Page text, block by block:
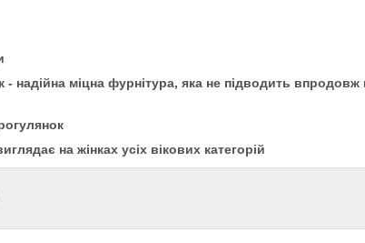
надійна міцна фурнітура, яка не підводить впродовж
на жінках усіх вікових категорій